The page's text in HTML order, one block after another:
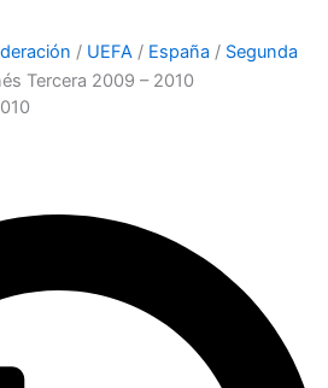
/ UEFA / España / Segunda
Tercera 2009 – 2010